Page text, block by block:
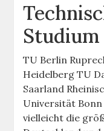
Studium
TU Berlin
Heidelberg TU
Saarland
Universität
vielleicht die